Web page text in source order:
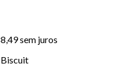
sem juros
Biscuit